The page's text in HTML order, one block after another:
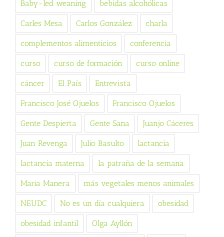
Baby-led weaning bebidas alcohólicas
Carles Mesa Carlos González charla
complementos alimenticios conferencia
curso curso de formación curso online
cáncer El País Entrevista
Francisco José Ojuelos Francisco Ojuelos
Gente Despierta Gente Sana Juanjo Cáceres
Juan Revenga Julio Basulto lactancia
lactancia materna la patraña de la semana
Maria Manera más vegetales menos animales
NEUDC No es un día cualquiera obesidad
obesidad infantil Olga Ayllón